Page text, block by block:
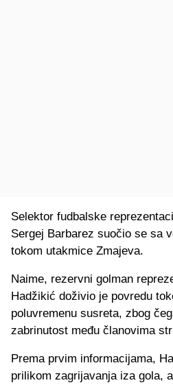
Selektor fudbalske
Sergej Barbarez suočio se sa
tokom utakmice Zmajeva.
Naime, rezervni golman
Hadžikić doživio je povredu
poluvremenu susreta, zbog
zabrinutost među članovima
Prema prvim informacijama,
prilikom zagrijavanja iza gola,